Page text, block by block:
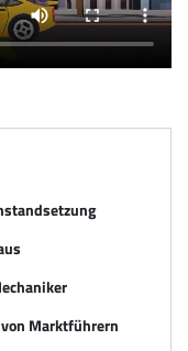
Marktführern